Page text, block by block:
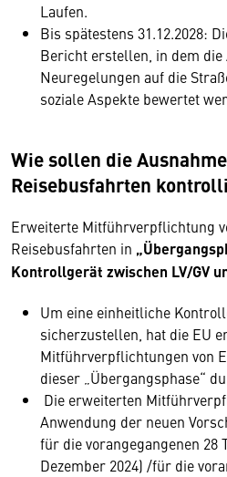
Laufen.
Bis spätestens 31.12.2028:
Bericht erstellen, in dem
Neuregelungen auf die
soziale Aspekte bewertet
Wie sollen die
Reisebusfahrten
Erweiterte Mitführverpflichtung
Reisebusfahrten in
Kontrollgerät zwischen LV/GV
Um eine einheitliche
sicherzustellen, hat die EU
Mitführverpflichtungen von
dieser „Übergangsphase“
Die erweiterten
Anwendung der neuen
für die vorangegangenen 28
Dezember 2024) /für die